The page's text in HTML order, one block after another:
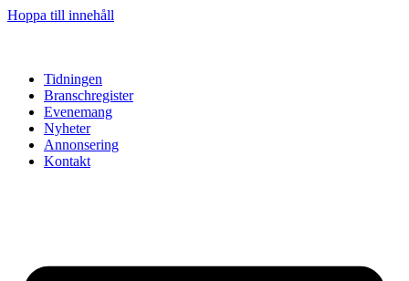
Hoppa till innehåll
Tidningen
Branschregister
Evenemang
Nyheter
Annonsering
Kontakt